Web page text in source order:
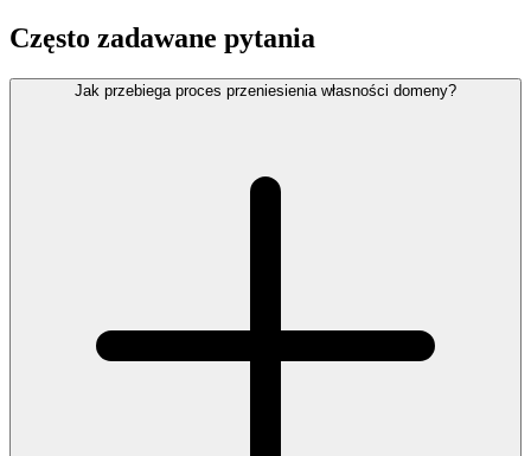
Często zadawane pytania
Jak przebiega proces przeniesienia własności domeny?